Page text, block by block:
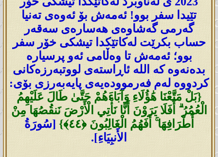
تێیدا سفر بوو! ئەمەش بۆ ئەوەی تەنیا
گەرمی گەشاوەی هەسارەی سەقەر
حساب بکرێت لەکاتێکدا تیشکی خۆر سفر
بوو؛ ئەمەش تا وەڵامی ئەو پرسیارە
بدەنەوە کە اللە ئاڕاستەی لووتبەرزەکانی
کردووە لەم فەرموودەیەی پایەبەرزی بۆی:
{بَلْ مَتَّعْنَا هَٰؤُلَاءِ وَآبَاءَهُمْ حَتَّىٰ طَالَ عَلَيْهِمُ
الْعُمُرُ ۗ أَفَلَا يَرَوْنَ أَنَّا نَأْتِي الْأَرْضَ نَنقُصُهَا مِنْ
أَطْرَافِهَا ۚ أَفَهُمُ الْغَالِبُونَ ‎﴿٤٤﴾‏}
[سُورَةُ
الأَنبِيَاءِ].